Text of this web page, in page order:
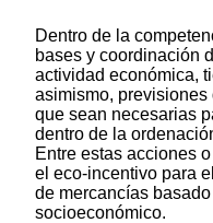
Dentro de la
bases y coordinación
actividad económica,
asimismo,
que sean necesarias
dentro de la
Entre estas acciones
el eco-incentivo para
de mercancías
socioeconómico.